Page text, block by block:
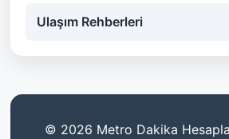
Ulaşım Rehberleri
© 2026 Metro Dakika